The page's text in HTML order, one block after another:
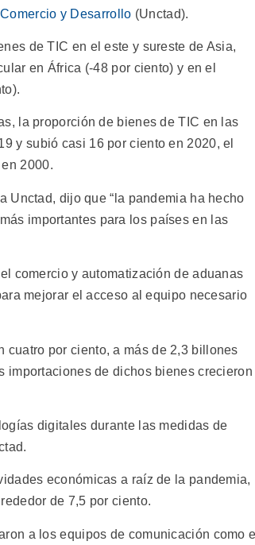
y Desarrollo (Unctad).
de TIC en el este y sureste de Asia,
en África (-48 por ciento) y en el
la proporción de bienes de TIC en las
y subió casi 16 por ciento en 2020, el
2000.
Unctad, dijo que “la pandemia ha hecho
importantes para los países en las
comercio y automatización de aduanas
mejorar el acceso al equipo necesario
cuatro por ciento, a más de 2,3 billones
importaciones de dichos bienes crecieron
digitales durante las medidas de
económicas a raíz de la pandemia,
de 7,5 por ciento.
a los equipos de comunicación como